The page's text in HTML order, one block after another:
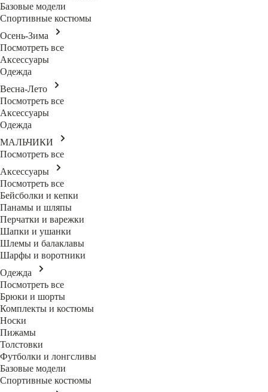
Базовые модели
Спортивные костюмы
Осень-Зима
Посмотреть все
Аксессуары
Одежда
Весна-Лето
Посмотреть все
Аксессуары
Одежда
МАЛЬЧИКИ
Посмотреть все
Аксессуары
Посмотреть все
Бейсболки и кепки
Панамы и шляпы
Перчатки и варежки
Шапки и ушанки
Шлемы и балаклавы
Шарфы и воротники
Одежда
Посмотреть все
Брюки и шорты
Комплекты и костюмы
Носки
Пижамы
Толстовки
Футболки и лонгсливы
Базовые модели
Спортивные костюмы